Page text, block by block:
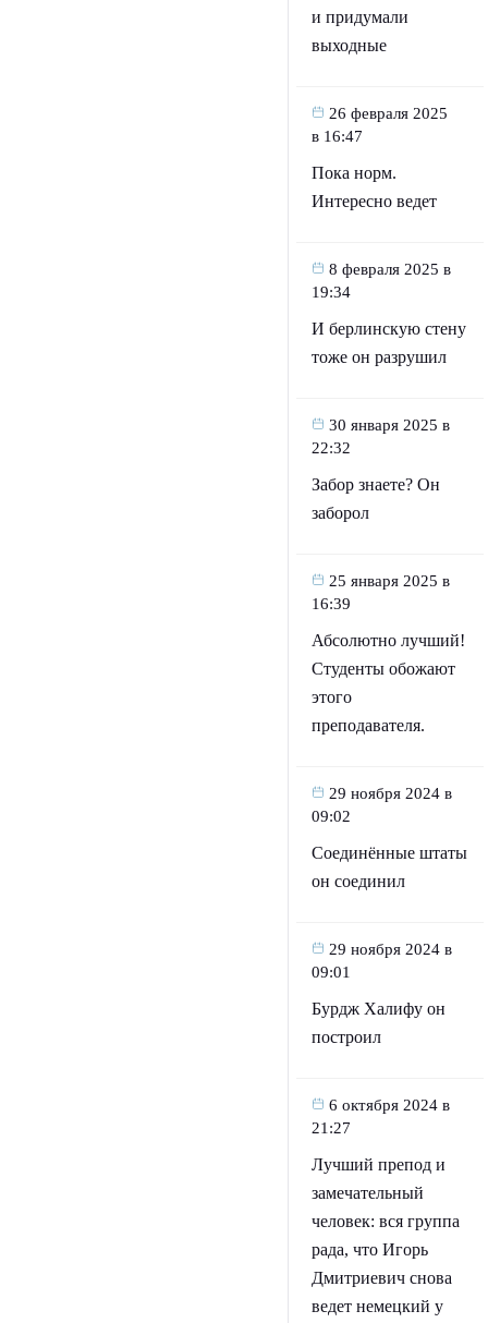
и придумали
выходные
26 февраля 2025
в 16:47
Пока норм.
Интересно ведет
8 февраля 2025 в
19:34
И берлинскую стену
тоже он разрушил
30 января 2025 в
22:32
Забор знаете? Он
заборол
25 января 2025 в
16:39
Абсолютно лучший!
Студенты обожают
этого
преподавателя.
29 ноября 2024 в
09:02
Соединённые штаты
он соединил
29 ноября 2024 в
09:01
Бурдж Халифу он
построил
6 октября 2024 в
21:27
Лучший препод и
замечательный
человек: вся группа
рада, что Игорь
Дмитриевич снова
ведет немецкий у